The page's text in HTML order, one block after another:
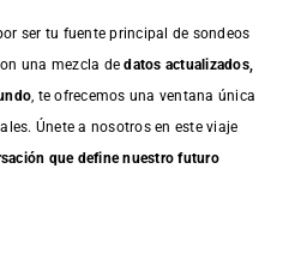
ser tu fuente principal de sondeos
una mezcla dedatos actualizados,
, te ofrecemos una ventana única
Únete a nosotros en este viaje
que define nuestro futuro